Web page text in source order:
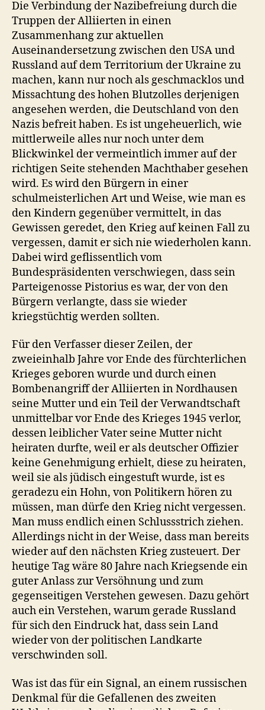
Die Verbindung der Nazibefreiung durch die
Truppen der Alliierten in einen
Zusammenhang zur aktuellen
Auseinandersetzung zwischen den USA und
Russland auf dem Territorium der Ukraine zu
machen, kann nur noch als geschmacklos und
Missachtung des hohen Blutzolles derjenigen
angesehen werden, die Deutschland von den
Nazis befreit haben. Es ist ungeheuerlich, wie
mittlerweile alles nur noch unter dem
Blickwinkel der vermeintlich immer auf der
richtigen Seite stehenden Machthaber gesehen
wird. Es wird den Bürgern in einer
schulmeisterlichen Art und Weise, wie man es
den Kindern gegenüber vermittelt, in das
Gewissen geredet, den Krieg auf keinen Fall zu
vergessen, damit er sich nie wiederholen kann.
Dabei wird geflissentlich vom
Bundespräsidenten verschwiegen, dass sein
Parteigenosse Pistorius es war, der von den
Bürgern verlangte, dass sie wieder
kriegstüchtig werden sollten.
Für den Verfasser dieser Zeilen, der
zweieinhalb Jahre vor Ende des fürchterlichen
Krieges geboren wurde und durch einen
Bombenangriff der Alliierten in Nordhausen
seine Mutter und ein Teil der Verwandtschaft
unmittelbar vor Ende des Krieges 1945 verlor,
dessen leiblicher Vater seine Mutter nicht
heiraten durfte, weil er als deutscher Offizier
keine Genehmigung erhielt, diese zu heiraten,
weil sie als jüdisch eingestuft wurde, ist es
geradezu ein Hohn, von Politikern hören zu
müssen, man dürfe den Krieg nicht vergessen.
Man muss endlich einen Schlussstrich ziehen.
Allerdings nicht in der Weise, dass man bereits
wieder auf den nächsten Krieg zusteuert. Der
heutige Tag wäre 80 Jahre nach Kriegsende ein
guter Anlass zur Versöhnung und zum
gegenseitigen Verstehen gewesen. Dazu gehört
auch ein Verstehen, warum gerade Russland
für sich den Eindruck hat, dass sein Land
wieder von der politischen Landkarte
verschwinden soll.
Was ist das für ein Signal, an einem russischen
Denkmal für die Gefallenen des zweiten